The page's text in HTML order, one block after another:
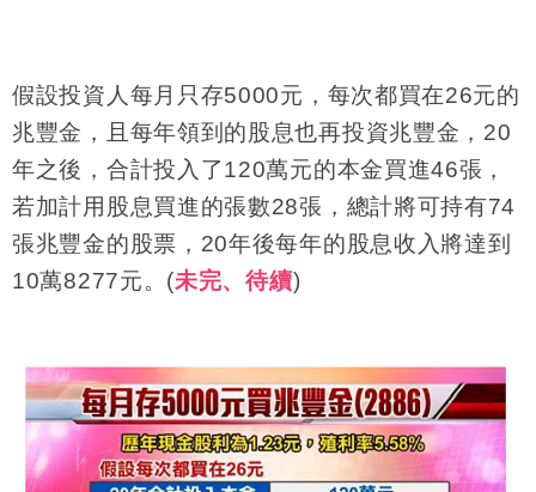
假設投資人每月只存5000元，每次都買在26元的
兆豐金，且每年領到的股息也再投資兆豐金， 20
年之後，合計投入了120萬元的本金買進46張，
若加計用股息買進的張數28張，總計將可持有74
張兆豐金的股票， 20年後每年的股息收入將達到
10萬8277元。 (未完、待續)